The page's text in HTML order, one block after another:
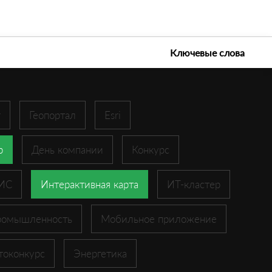
Ключевые слова
Геопортал Esri
День компании Конкурс
Интерактивная карта ИТ-кластер
Мобильное приложение
Энергетика